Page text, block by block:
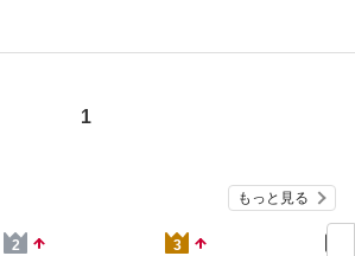
1
もっと見る
2 3